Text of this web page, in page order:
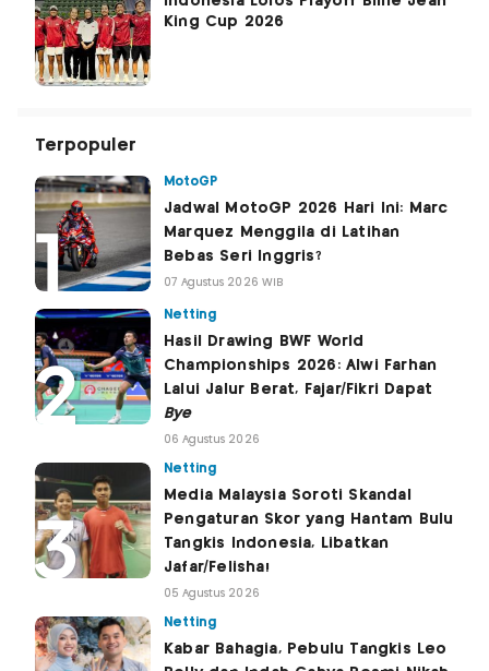
King Cup 2026
Terpopuler
MotoGP
Jadwal MotoGP 2026 Hari Ini: Marc
Marquez Menggila di Latihan
Bebas Seri Inggris?
07 Agustus 2026 WIB
Netting
Hasil Drawing BWF World
Championships 2026: Alwi Farhan
Lalui Jalur Berat, Fajar/Fikri Dapat
Bye
06 Agustus 2026
Netting
Media Malaysia Soroti Skandal
Pengaturan Skor yang Hantam Bulu
Tangkis Indonesia, Libatkan
Jafar/Felisha!
05 Agustus 2026
Netting
Kabar Bahagia, Pebulu Tangkis Leo